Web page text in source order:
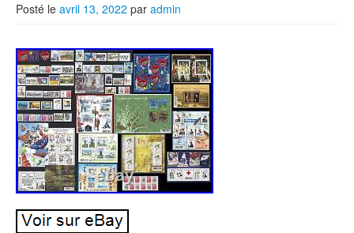
Posté le avril 13, 2022 par admin